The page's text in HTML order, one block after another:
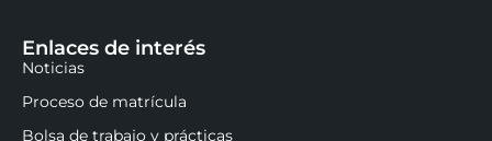
Enlaces de interés
Noticias
Proceso de matrícula
Bolsa de trabajo y prácticas